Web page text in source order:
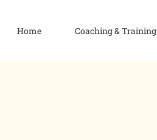
Home Coaching & Training